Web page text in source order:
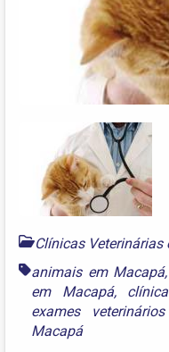
Clínicas Veterinárias
animais em Macapá,
em Macapá,
exames
Macapá